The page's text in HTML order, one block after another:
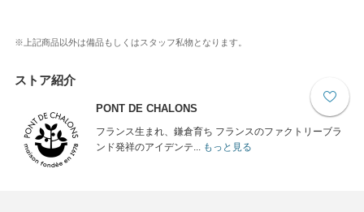
※上記商品以外は備品もしくはスタッフ私物となります。
ストア紹介
PONT DE CHALONS
フランス生まれ、鎌倉育ち フランスのファクトリーブラ
ンド発祥のアイデンテ...もっと見る